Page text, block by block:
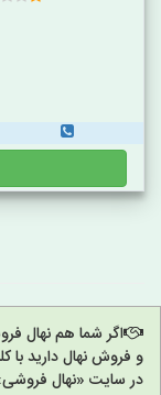
اگر شما هم نهال
و فروش نهال دارید با
در سایت «نهال